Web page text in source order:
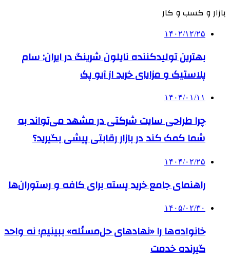
بازار و کسب و کار
۱۴۰۲/۱۲/۲۵
بهترین تولیدکننده نایلون شرینگ در ایران: سام
پلاستیک و مزایای خرید از آیو پک
۱۴۰۴/۰۱/۱۱
چرا طراحی سایت شرکتی در مشهد می‌تواند به
شما کمک کند در بازار رقابتی پیشی بگیرید؟
۱۴۰۴/۰۲/۲۵
راهنمای جامع خرید پسته برای کافه و رستوران‌ها
۱۴۰۵/۰۲/۳۰
خانواده‌ها را «نهادهای حل‌مسئله» ببینیم؛ نه واحد
گیرنده خدمت